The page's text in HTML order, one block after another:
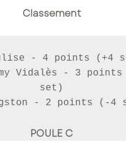
Classement
- 4 points (+4
Vidalès - 3
set)
- 2 points (-4
POULE C